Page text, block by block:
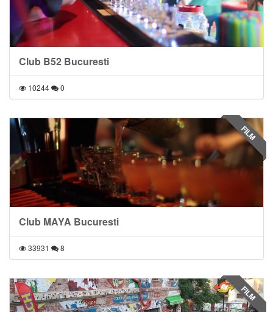
Club B52 Bucuresti
10244 0
Club MAYA Bucuresti
33931 8
FILM
FILM